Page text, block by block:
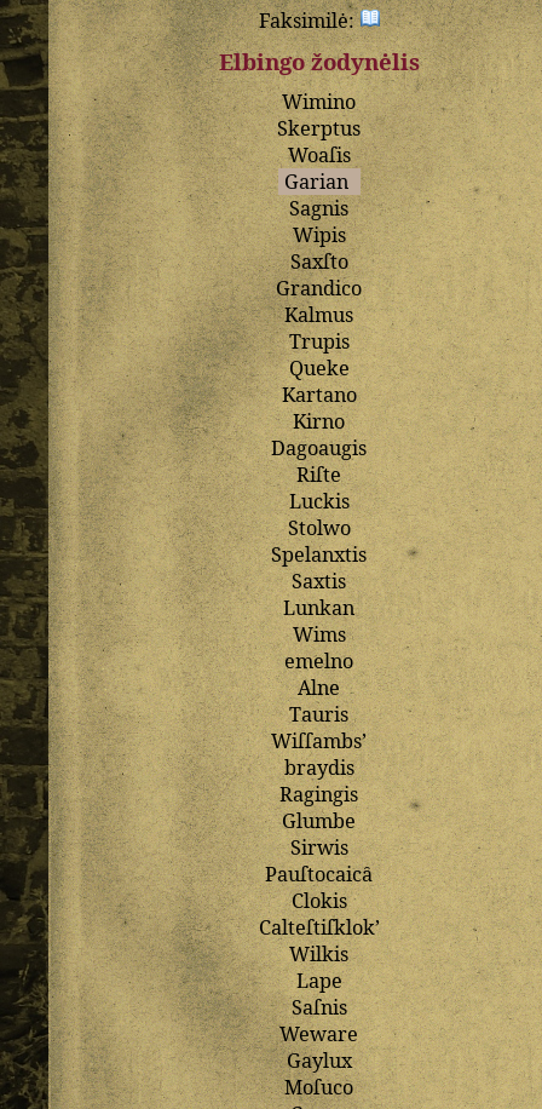
Faksimilė:
Elbingo žodynėlis
Wimino
Skerptus
Woaſis
Garian
Sagnis
Wipis
Saxſto
Grandico
Kalmus
Trupis
Queke
Kartano
Kirno
Dagoaugis
Riſte
Luckis
Stolwo
Spelanxtis
Saxtis
Lunkan
Wims
emelno
Alne
Tauris
Wiſſambs’
braydis
Ragingis
Glumbe
Sirwis
Pauſtocaicȃ
Clokis
Calteſtiſklok’
Wilkis
Lape
Saſnis
Weware
Gaylux
Moſuco